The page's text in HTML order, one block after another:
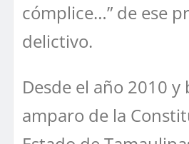
cómplice…” de ese
delictivo.
Desde el año 2010 y
amparo de la